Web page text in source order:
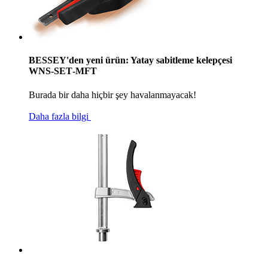
BESSEY'den yeni ürün: Yatay sabitleme kelepçesi
WNS‑SET‑MFT
Burada bir daha hiçbir şey havalanmayacak!
Daha fazla bilgi